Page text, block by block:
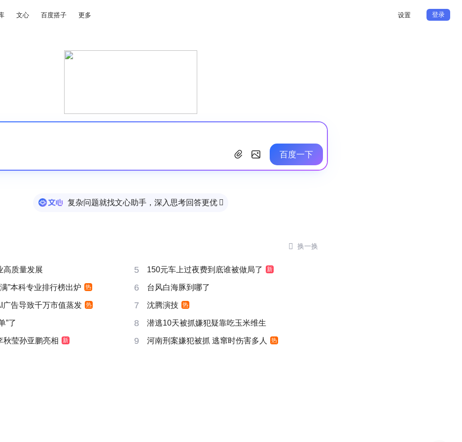
文心 百度搭子 更多 设置 登录
百度一下
复杂问题就找文心助手，深入思考回答更优 
 换一换
高质量发展 5 150元车上过夜费到底谁被做局了 新
”本科专业排行榜出炉 热 6 台风白海豚到哪了
广告导致千万市值蒸发 热 7 沈腾演技 热
”了 8 潜逃10天被抓嫌犯疑靠吃玉米维生
秋莹孙亚鹏亮相 新 9 河南刑案嫌犯被抓 逃窜时伤害多人 热